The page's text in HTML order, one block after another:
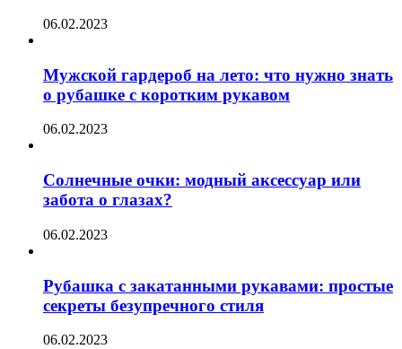
06.02.2023
Мужской гардероб на лето: что нужно знать
о рубашке с коротким рукавом
06.02.2023
Солнечные очки: модный аксессуар или
забота о глазах?
06.02.2023
Рубашка с закатанными рукавами: простые
секреты безупречного стиля
06.02.2023